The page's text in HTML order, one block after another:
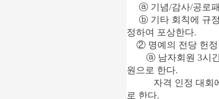
ⓐ 기념/감사/공로
ⓑ 기타 회칙에 규정
정하여 포상한다.
② 명예의 전당 헌정
ⓐ 남자회원 3시간
원으로 한다.
자격 인정 대회에
로 한다.